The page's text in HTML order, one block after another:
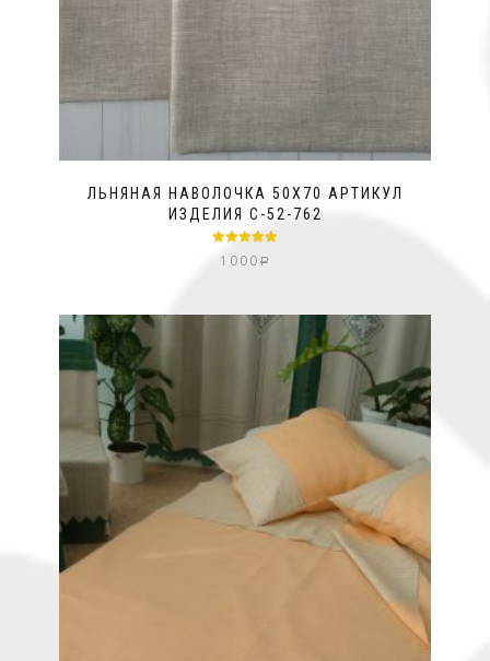
ЛЬНЯНАЯ НАВОЛОЧКА 50Х70 АРТИКУЛ
ИЗДЕЛИЯ С-52-762
Оценка5.00
из 5
1000 Р